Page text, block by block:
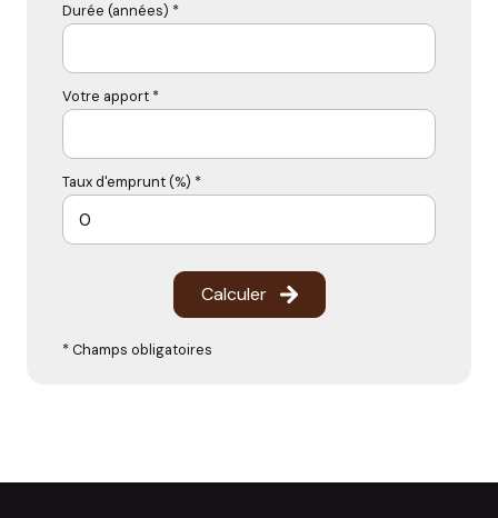
Durée (années) *
Votre apport *
Taux d'emprunt (%) *
Calculer
* Champs obligatoires